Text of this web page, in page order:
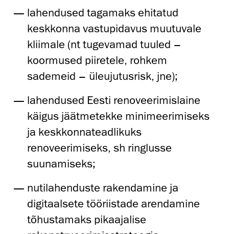
lahendused tagamaks ehitatud
keskkonna vastupidavus muutuvale
kliimale (nt tugevamad tuuled –
koormused piiretele, rohkem
sademeid – üleujutusrisk, jne);
lahendused Eesti renoveerimislaine
käigus jäätmetekke minimeerimiseks
ja keskkonnateadlikuks
renoveerimiseks, sh ringlusse
suunamiseks;
nutilahenduste rakendamine ja
digitaalsete tööriistade arendamine
tõhustamaks pikaajalise